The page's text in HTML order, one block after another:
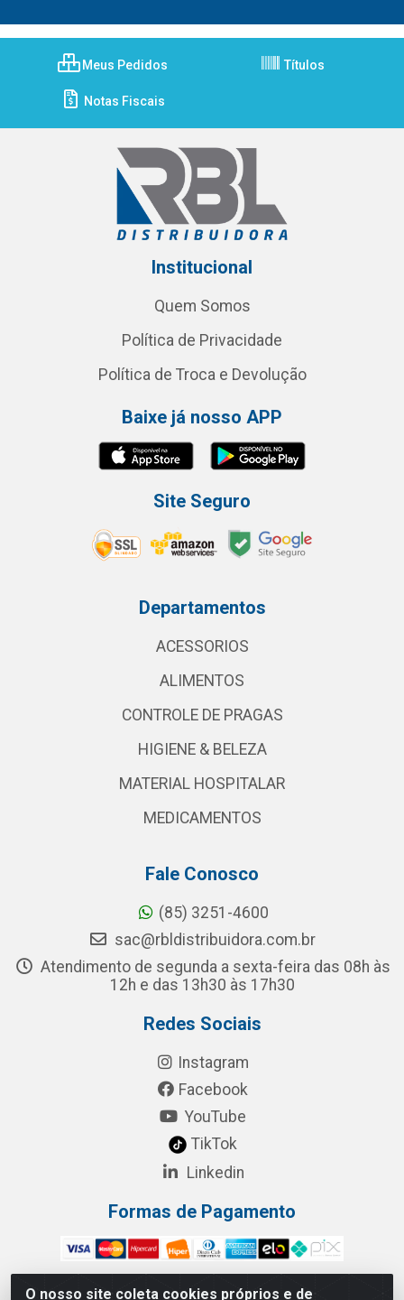
O nosso site coleta cookies próprios e de
Meus Pedidos Títulos
Notas Fiscais
Institucional
Quem Somos
Política de Privacidade
Política de Troca e Devolução
Baixe já nosso APP
Site Seguro
Departamentos
ACESSORIOS
ALIMENTOS
CONTROLE DE PRAGAS
HIGIENE & BELEZA
MATERIAL HOSPITALAR
MEDICAMENTOS
Fale Conosco
(85) 3251-4600
sac@rbldistribuidora.com.br
Atendimento de segunda a sexta-feira das 08h às
12h e das 13h30 às 17h30
Redes Sociais
Instagram
Facebook
YouTube
TikTok
Linkedin
Formas de Pagamento